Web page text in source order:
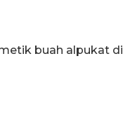
buah alpukat di